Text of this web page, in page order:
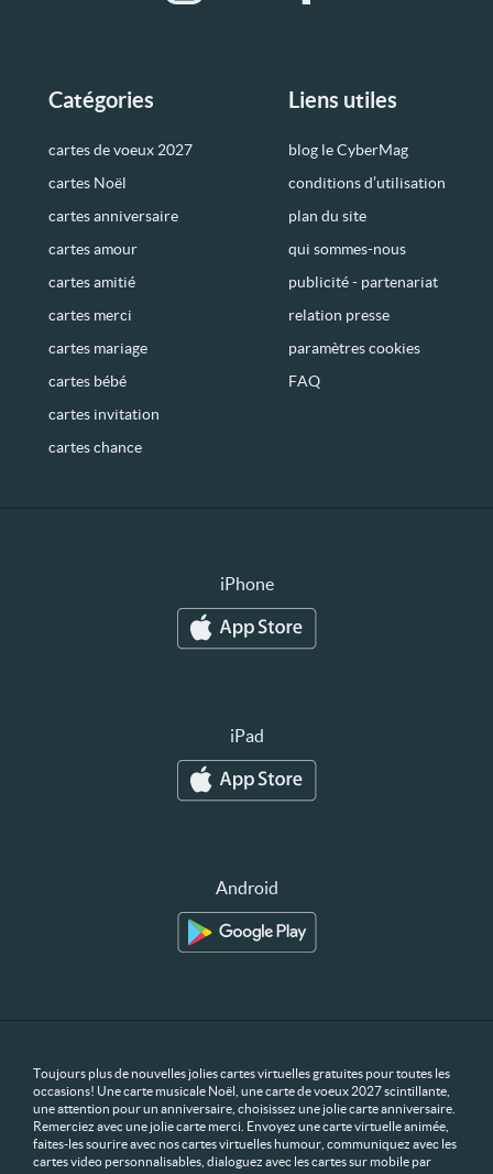
Catégories
cartes de voeux 2027
cartes Noël
cartes anniversaire
cartes amour
cartes amitié
cartes merci
cartes mariage
cartes bébé
cartes invitation
cartes chance
Liens utiles
blog le CyberMag
conditions d’utilisation
plan du site
qui sommes-nous
publicité - partenariat
relation presse
paramètres cookies
FAQ
iPhone
iPad
Android
Toujours plus de nouvelles jolies cartes virtuelles gratuites pour toutes les
occasions! Une carte musicale Noël, une carte de voeux 2027 scintillante,
une attention pour un anniversaire, choisissez une jolie carte anniversaire.
Remerciez avec une jolie carte merci. Envoyez une carte virtuelle animée,
faites-les sourire avec nos cartes virtuelles humour, communiquez avec les
cartes video personnalisables, dialoguez avec les cartes sur mobile par